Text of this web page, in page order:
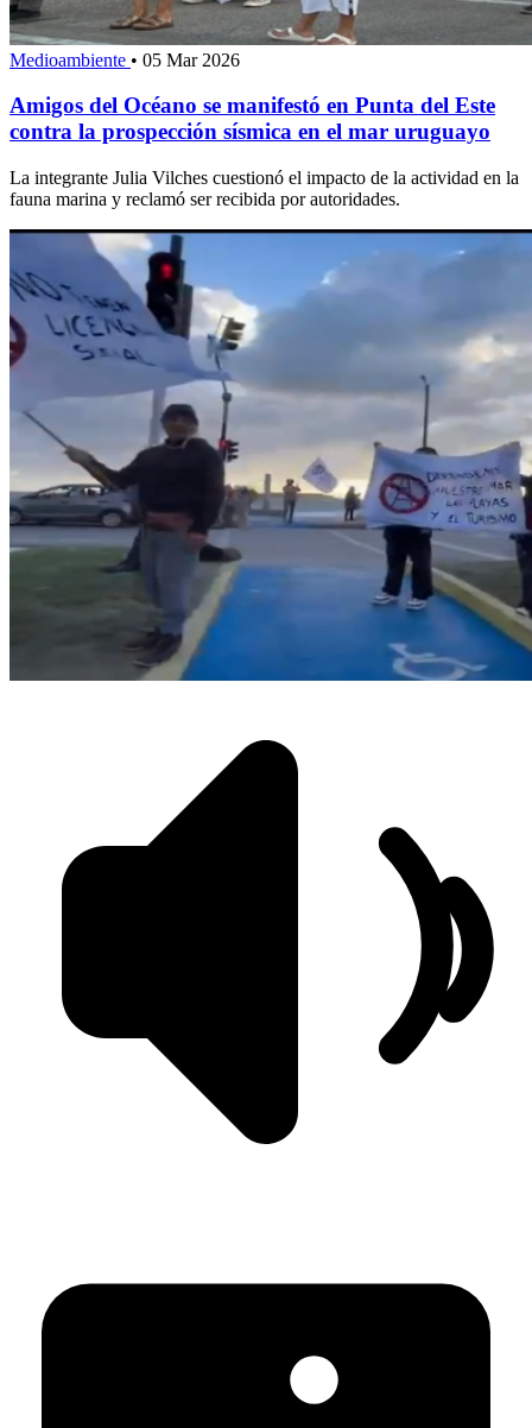
Medioambiente • 05 Mar 2026
Amigos del Océano se manifestó en Punta del Este
contra la prospección sísmica en el mar uruguayo
La integrante Julia Vilches cuestionó el impacto de la actividad en la
fauna marina y reclamó ser recibida por autoridades.